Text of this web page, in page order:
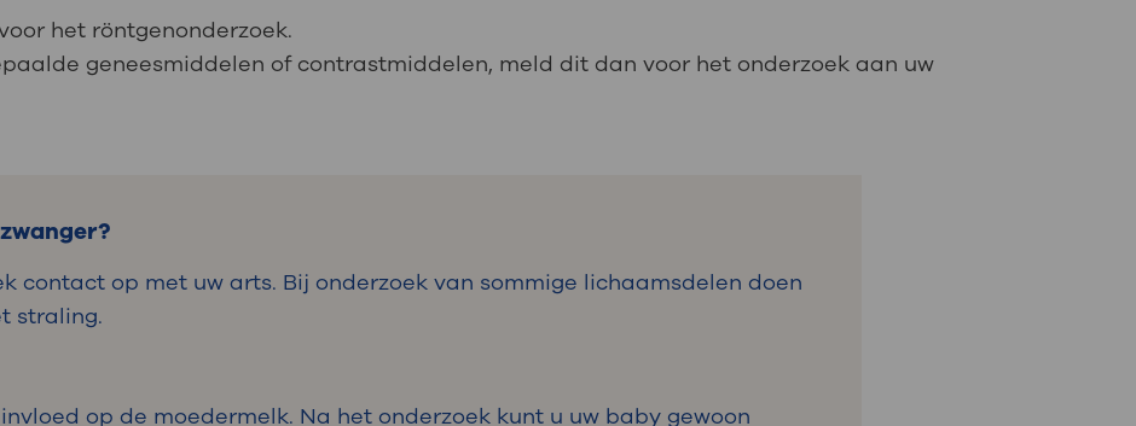
het röntgenonderzoek.
geneesmiddelen of contrastmiddelen, meld dit dan voor het onderzoek aan uw
contact op met uw arts. Bij onderzoek van sommige lichaamsdelen doen
straling.
op de moedermelk. Na het onderzoek kunt u uw baby gewoon